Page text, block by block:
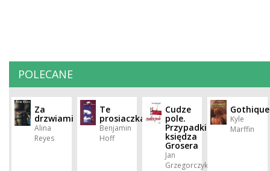
POLECANE
Za
drzwiami
Alina
Reyes
Te
prosiaczka
Benjamin
Hoff
Cudze
pole.
Przypadki
księdza
Grosera
Jan
Grzegorczyk
Gothique
Kyle
Marffin